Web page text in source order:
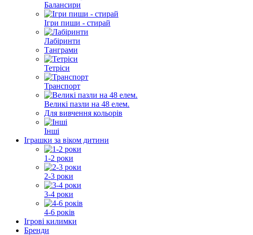
Балансири
Ігри пиши - стирай
Лабіринти
Танграми
Тетріси
Транспорт
Великі пазли на 48 елем.
Для вивчення кольорів
Інші
Іграшки за віком дитини
1-2 роки
2-3 роки
3-4 роки
4-6 років
Ігрові килимки
Бренди